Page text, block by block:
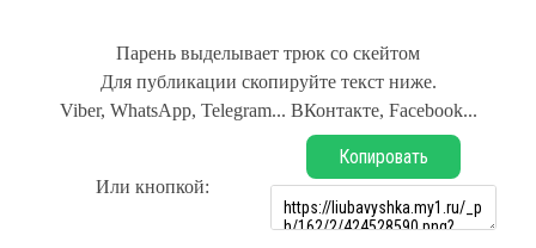
Парень выделывает трюк со скейтом
Для публикации скопируйте текст ниже.
Viber, WhatsApp, Telegram... ВКонтакте, Facebook...
Или кнопкой:
Копировать